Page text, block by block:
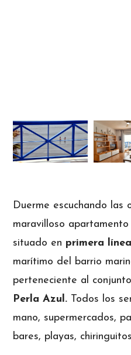
Duerme escuchando las
maravilloso
situado en primera
marítimo del barrio
perteneciente al
Perla Azul. Todos los
mano, supermercados,
bares, playas,